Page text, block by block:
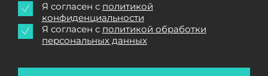
Я согласен с политикой
конфиденциальности
Я согласен с политикой обработки
персональных данных